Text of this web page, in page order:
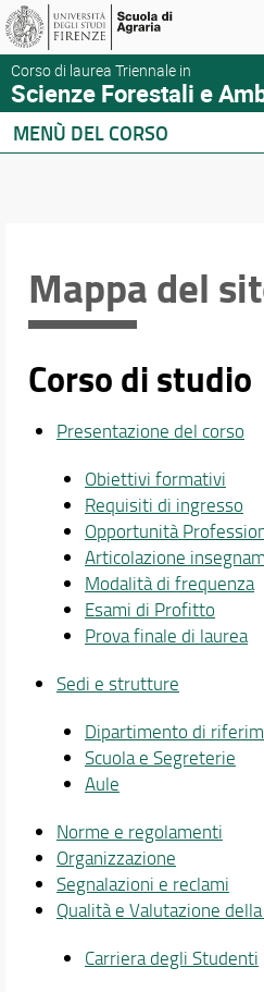
Corso di laurea Triennale in
Scienze Forestali e
MENÙ DEL CORSO
Docenti
Orario e calendari
Mappa del
Corso di studio
Presentazione del corso
Obiettivi formativi
Requisiti di ingresso
Opportunità
Articolazione
Modalità di frequenza
Esami di Profitto
Prova finale di laurea
Sedi e strutture
Dipartimento di
Scuola e Segreterie
Aule
Norme e regolamenti
Organizzazione
Segnalazioni e reclami
Qualità e Valutazione
Carriera degli Studenti